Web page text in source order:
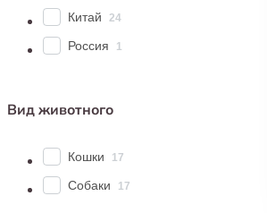
Китай 24
Россия 1
Вид животного
Кошки 17
Собаки 17